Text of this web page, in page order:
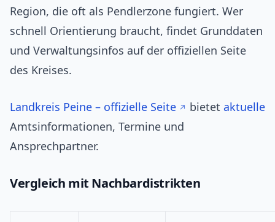
Region, die oft als Pendlerzone fungiert. Wer
schnell Orientierung braucht, findet Grunddaten
und Verwaltungsinfos auf der offiziellen Seite
des Kreises.
Landkreis Peine – offizielle Seite bietet aktuelle
Amtsinformationen, Termine und
Ansprechpartner.
Vergleich mit Nachbardistrikten